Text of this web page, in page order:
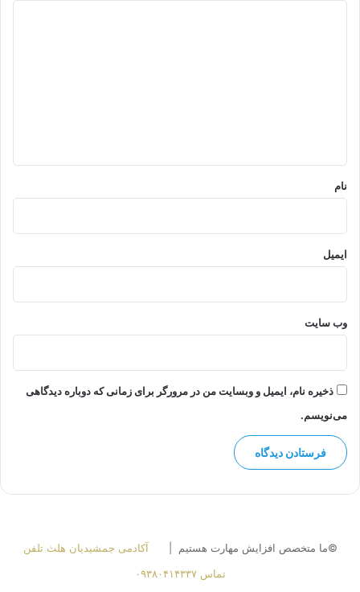
نام
ایمیل
وب‌ سایت
ذخیره نام، ایمیل و وبسایت من در مرورگر برای زمانی که دوباره دیدگاهی
می‌نویسم.
©ما متخصص افزایش مهارت هستیم |
آکادمی جمشیدیان هلث تلفن
تماس ۰۹۳۸۰۴۱۴۳۳۷